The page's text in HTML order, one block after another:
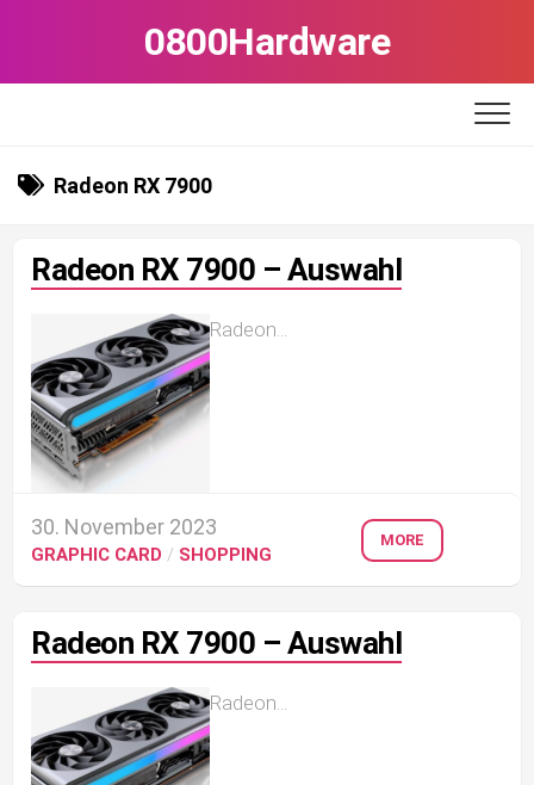
0800Hardware
Radeon RX 7900
Radeon RX 7900 – Auswahl
Radeon...
30. November 2023
GRAPHIC CARD / SHOPPING
MORE
Radeon RX 7900 – Auswahl
Radeon...